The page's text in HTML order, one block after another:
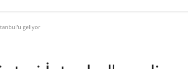
geliyor